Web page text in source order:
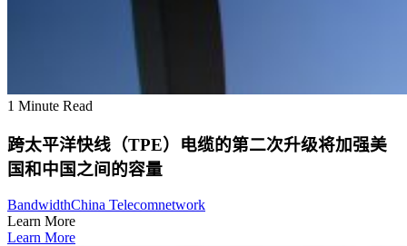
1 Minute Read
跨太平洋快线（TPE）电缆的第二次升级将加强美
国和中国之间的容量
BandwidthChina Telecomnetwork
Learn More
Learn More